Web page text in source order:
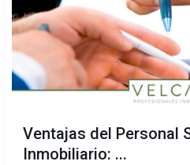
Ventajas del Personal
Inmobiliario: ...